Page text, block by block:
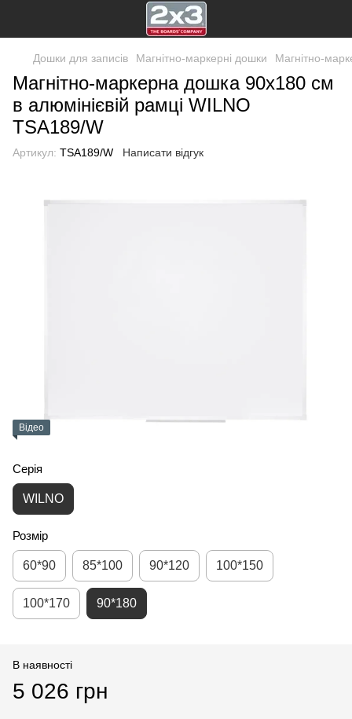
Дошки для записів Магнітно-маркерні дошки Магнітно-
Магнітно-маркерна дошка 90x180 см
в алюмінієвій рамці WILNO
TSA189/W
Артикул: TSA189/W Написати відгук
Відео
Серія
WILNO
Розмір
60*90 85*100 90*120 100*150
100*170 90*180
В наявності
5 026 грн